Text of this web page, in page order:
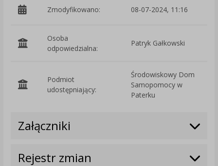
Zmodyfikowano: 08-07-2024, 11:16
Osoba
odpowiedzialna:
Patryk Gałkowski
Podmiot
udostępniający:
Środowiskowy Dom
Samopomocy w
Paterku
Załączniki
Rejestr zmian